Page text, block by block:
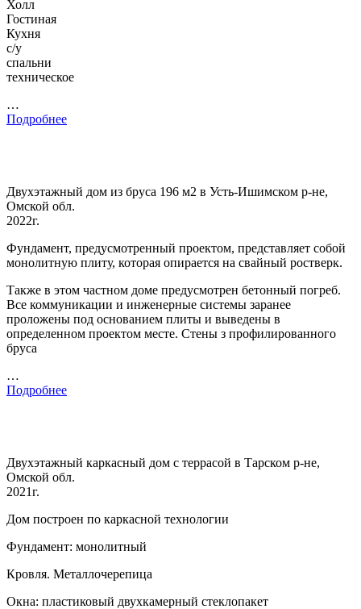
Холл
Гостиная
Кухня
с/у
спальни
техническое
…
Подробнее
Двухэтажный дом из бруса 196 м2 в Усть-Ишимском р-не,
Омской обл.
2022г.
Фундамент, предусмотренный проектом, представляет собой
монолитную плиту, которая опирается на свайный ростверк.
Также в этом частном доме предусмотрен бетонный погреб.
Все коммуникации и инженерные системы заранее
проложены под основанием плиты и выведены в
определенном проектом месте. Стены з профилированного
бруса
…
Подробнее
Двухэтажный каркасный дом с террасой в Тарском р-не,
Омской обл.
2021г.
Дом построен по каркасной технологии
Фундамент: монолитный
Кровля. Металлочерепица
Окна: пластиковый двухкамерный стеклопакет